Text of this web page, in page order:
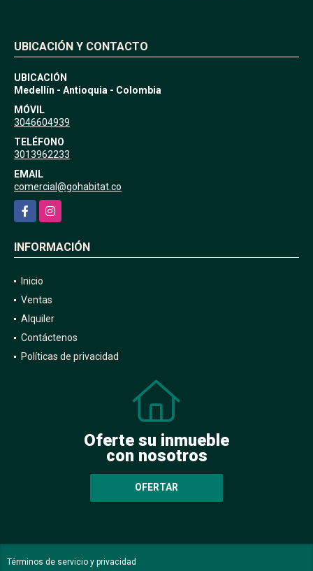
UBICACIÓN Y CONTACTO
UBICACIÓN
Medellín - Antioquia - Colombia
MÓVIL
3046604939
TELÉFONO
3013962233
EMAIL
comercial@gohabitat.co
FacebookInstagram
INFORMACIÓN
Inicio
Ventas
Alquiler
Contáctenos
Políticas de privacidad
Oferte su inmueble
con nosotros
OFERTAR
Términos de servicio y privacidad